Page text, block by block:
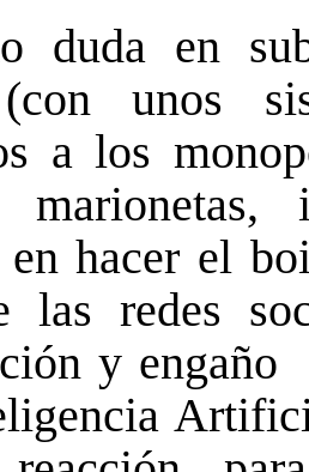
duda en
unos
a los
en hacer el
las redes
y